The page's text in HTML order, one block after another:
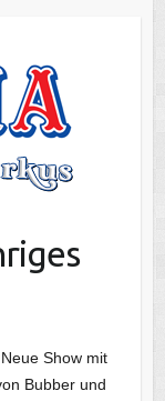
Show mit
Bubber und